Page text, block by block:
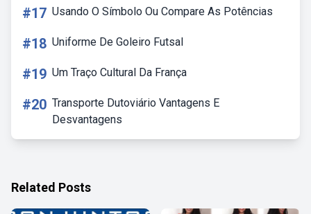
#17 Usando O Símbolo Ou Compare As Potências
#18 Uniforme De Goleiro Futsal
#19 Um Traço Cultural Da França
#20 Transporte Dutoviário Vantagens E
Desvantagens
Related Posts